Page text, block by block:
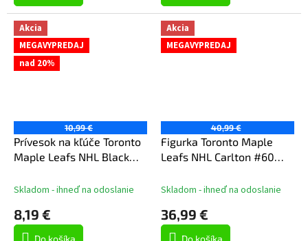
Akcia
MEGAVYPREDAJ
nad 20%
10,99 €
Prívesok na kľúče Toronto
Maple Leafs NHL Black
Skladom - ihneď na odoslanie
8,19 €
Do košíka
Akcia
MEGAVYPREDAJ
40,99 €
Figurka Toronto Maple
Leafs NHL Carlton #60
Skladom - ihneď na odoslanie
36,99 €
Do košíka